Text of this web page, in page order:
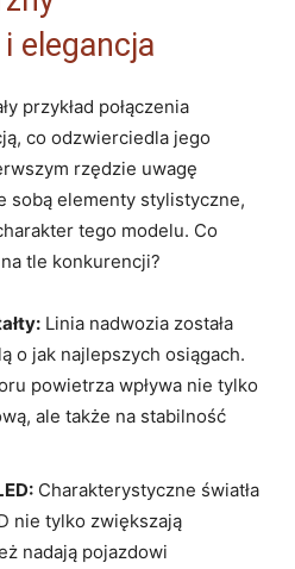
elegancja
przykład połączenia
co odzwierciedla jego
rzędzie uwagę
sobą elementy stylistyczne,
tego modelu. Co
tle konkurencji?
Linia nadwozia została
o jak najlepszych osiągach.
powietrza wpływa nie tylko
ale także na stabilność
Charakterystyczne światła
nie tylko zwiększają
nadają pojazdowi